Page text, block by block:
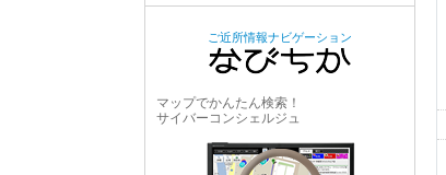
ご近所情報ナビゲーション
マップでかんたん検索！
サイバーコンシェルジュ